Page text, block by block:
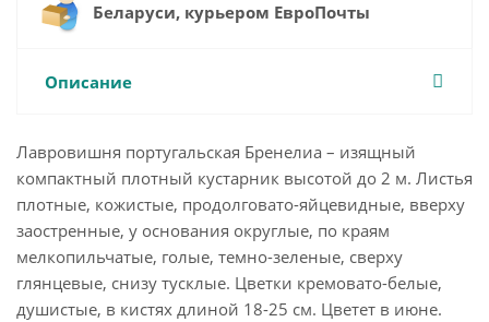
Беларуси, курьером ЕвроПочты
Описание
Лавровишня португальская Бренелиа – изящный
компактный плотный кустарник высотой до 2 м. Листья
плотные, кожистые, продолговато-яйцевидные, вверху
заостренные, у основания округлые, по краям
мелкопильчатые, голые, темно-зеленые, сверху
глянцевые, снизу тусклые. Цветки кремовато-белые,
душистые, в кистях длиной 18-25 см. Цветет в июне.